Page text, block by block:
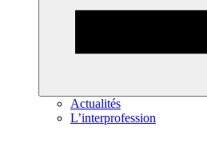
Actualités
L’interprofession